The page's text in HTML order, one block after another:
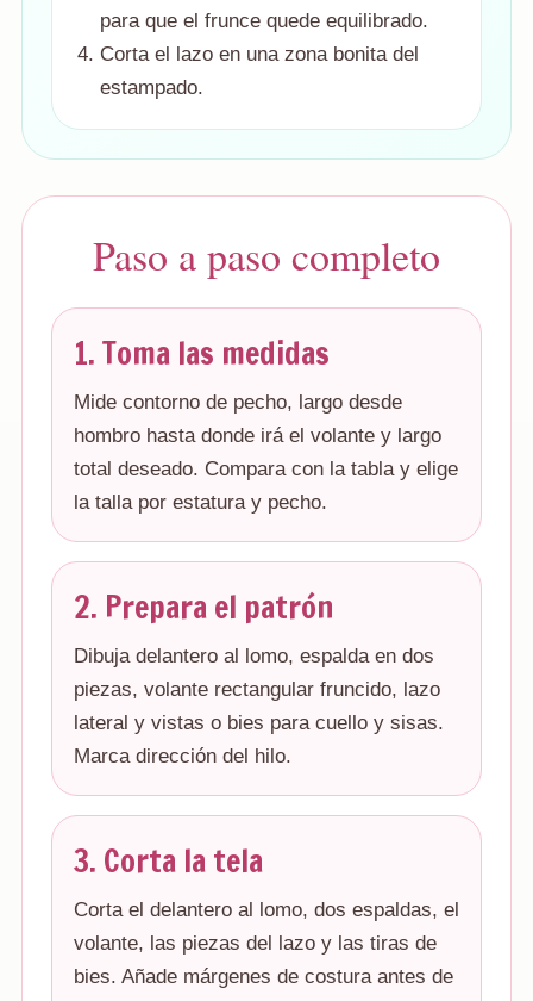
para que el frunce quede equilibrado.
Corta el lazo en una zona bonita del
estampado.
Paso a paso completo
1. Toma las medidas
Mide contorno de pecho, largo desde
hombro hasta donde irá el volante y largo
total deseado. Compara con la tabla y elige
la talla por estatura y pecho.
2. Prepara el patrón
Dibuja delantero al lomo, espalda en dos
piezas, volante rectangular fruncido, lazo
lateral y vistas o bies para cuello y sisas.
Marca dirección del hilo.
3. Corta la tela
Corta el delantero al lomo, dos espaldas, el
volante, las piezas del lazo y las tiras de
bies. Añade márgenes de costura antes de